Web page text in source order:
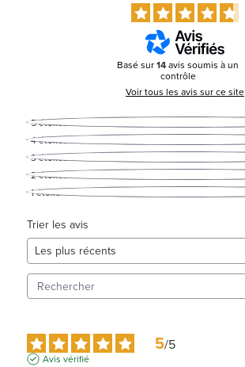
Basé sur14avis soumis à un
contrôle
Voir tous les avis sur ce site
5étoiles
4étoiles
3étoiles
2étoiles
1étoile
Trier les avis
5/5
Avis vérifié